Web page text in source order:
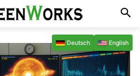
Deutsch English